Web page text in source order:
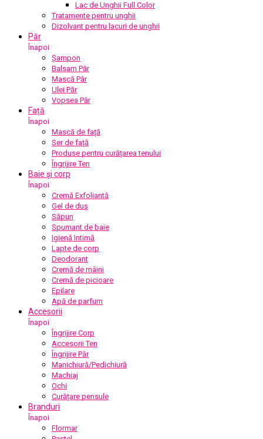
Lac de Unghii Full Color
Tratamente pentru unghii
Dizolvant pentru lacuri de unghii
Păr
Înapoi
Șampon
Balsam Păr
Mască Păr
Ulei Păr
Vopsea Păr
Față
Înapoi
Mască de față
Ser de față
Produse pentru curățarea tenului
Îngrijire Ten
Baie și corp
Înapoi
Cremă Exfoliantă
Gel de duș
Săpun
Spumant de baie
Igienă Intimă
Lapte de corp
Deodorant
Cremă de mâini
Cremă de picioare
Epilare
Apă de parfum
Accesorii
Înapoi
Îngrijire Corp
Accesorii Ten
Îngrijire Păr
Manichiură/Pedichiură
Machiaj
Ochi
Curățare pensule
Branduri
Înapoi
Flormar